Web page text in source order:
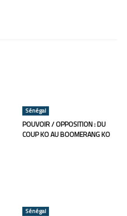
Sénégal
POUVOIR / OPPOSITION : DU
COUP KO AU BOOMERANG KO
Sénégal